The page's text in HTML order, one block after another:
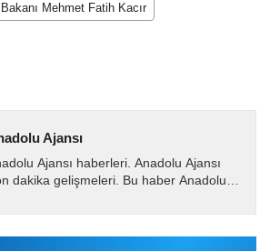
Mehmet Fatih Kacır
Ajansı
Ajansı haberleri. Anadolu Ajansı
dakika gelişmeleri. Bu haber Anadolu
tarafından...